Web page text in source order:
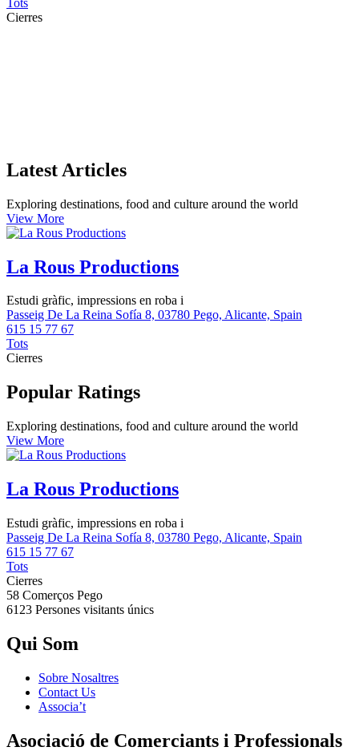
Cierres
Latest Articles
Exploring destinations, food and culture around the world
View More
La Rous Productions
Estudi gràfic, impressions en roba i
Passeig De La Reina Sofía 8, 03780 Pego, Alicante, Spain
615 15 77 67
Tots
Cierres
Popular Ratings
Exploring destinations, food and culture around the world
View More
La Rous Productions
Estudi gràfic, impressions en roba i
Passeig De La Reina Sofía 8, 03780 Pego, Alicante, Spain
615 15 77 67
Tots
Cierres
58 Comerços Pego
6123 Persones visitants únics
Qui Som
Sobre Nosaltres
Contact Us
Associa’t
Asociació de Comerciants i Professionals